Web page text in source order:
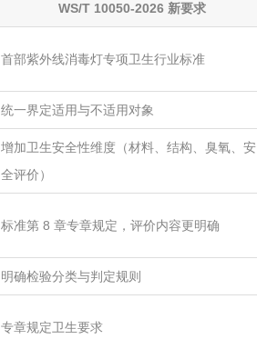
WS/T 10050-2026 新要求
首部紫外线消毒灯专项卫生行业标准
统一界定适用与不适用对象
增加卫生安全性维度（材料、结构、臭氧、安
全评价）
标准第 8 章专章规定，评价内容更明确
明确检验分类与判定规则
专章规定卫生要求